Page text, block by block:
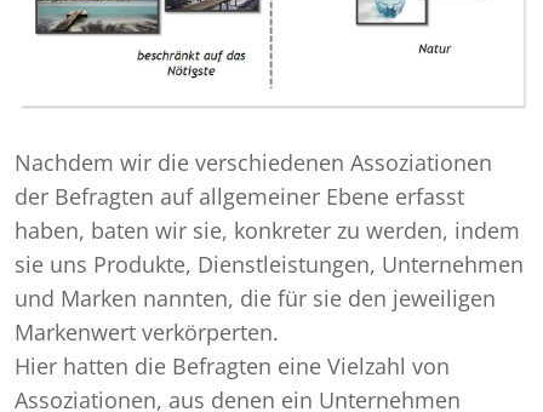
Nachdem wir die verschiedenen Assoziationen
der Befragten auf allgemeiner Ebene erfasst
haben, baten wir sie, konkreter zu werden, indem
sie uns Produkte, Dienstleistungen, Unternehmen
und Marken nannten, die für sie den jeweiligen
Markenwert verkörperten.
Hier hatten die Befragten eine Vielzahl von
Assoziationen, aus denen ein Unternehmen